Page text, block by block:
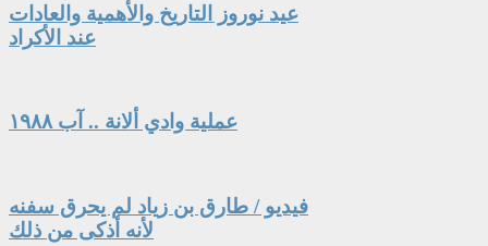
عيد نوروز التاريخ والأهمية والعادات
عند الأكراد
عملية وادي ألانة .. آب ١٩٨٨
فيديو / طارق بن زياد لم يحرق سفنه
لأنه أذكى من ذلك